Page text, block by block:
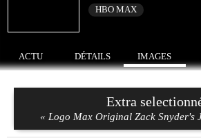
HBO MAX
ACTU DÉTAILS IMAGES
Extra
« Logo Max Original Zack Snyder's